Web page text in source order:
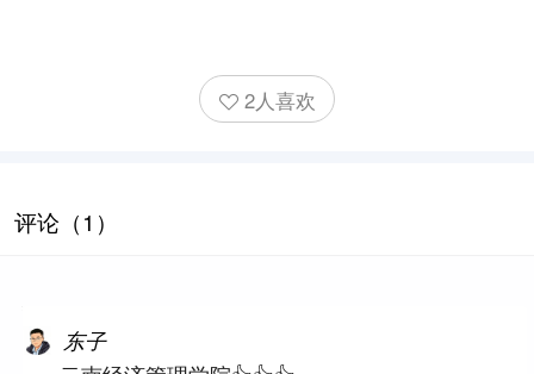
2人喜欢
评论（1）
东子